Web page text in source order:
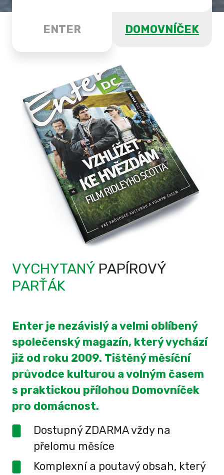
ENTER DOMOVNÍČEK
VYCHYTANÝ PAPÍROVÝ
PARŤÁK
Enter je nezávislý a velmi oblíbený
společenský magazín, který vychází
již od roku 2009. Tištěný měsíční
průvodce kulturou a volným časem
s praktickou přílohou Domovníček
pro domácnost.
Dostupný ZDARMA vždy na
přelomu měsíce
Komplexní a poutavý obsah, který